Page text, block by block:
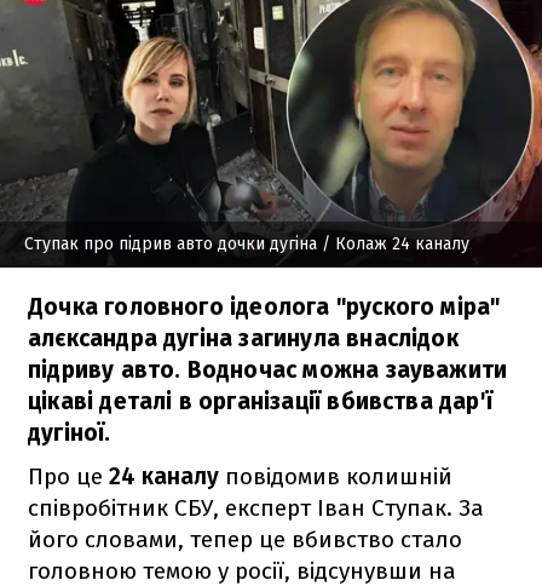
Ступак про підрив авто дочки дугіна / Колаж 24 каналу
Дочка головного ідеолога "руского міра"
алєксандра дугіна загинула внаслідок
підриву авто. Водночас можна зауважити
цікаві деталі в організації вбивства дар'ї
дугіної.
Про це 24 каналу повідомив колишній
співробітник СБУ, експерт Іван Ступак. За
його словами, тепер це вбивство стало
головною темою у росії, відсунувши на